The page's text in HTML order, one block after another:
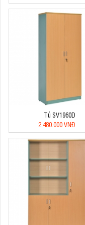
Tủ SV1960D
2.480.000 VNĐ